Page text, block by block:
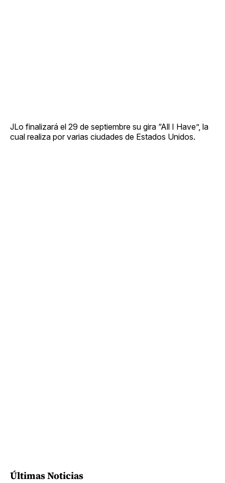
JLo finalizará el 29 de septiembre su gira “All I Have”, la
cual realiza por varias ciudades de Estados Unidos.
Últimas Noticias